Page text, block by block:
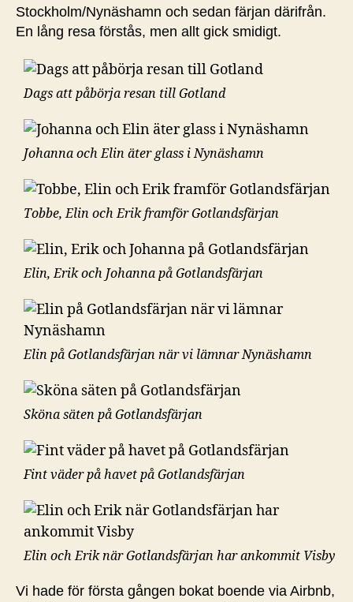
Stockholm/Nynäshamn och sedan färjan därifrån.
En lång resa förstås, men allt gick smidigt.
Dags att påbörja resan till Gotland
Johanna och Elin äter glass i Nynäshamn
Tobbe, Elin och Erik framför Gotlandsfärjan
Elin, Erik och Johanna på Gotlandsfärjan
Elin på Gotlandsfärjan när vi lämnar Nynäshamn
Sköna säten på Gotlandsfärjan
Fint väder på havet på Gotlandsfärjan
Elin och Erik när Gotlandsfärjan har ankommit Visby
Vi hade för första gången bokat boende via Airbnb,